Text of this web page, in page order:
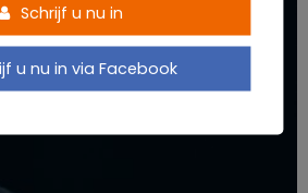
Schrijf u nu in
u nu in via Facebook